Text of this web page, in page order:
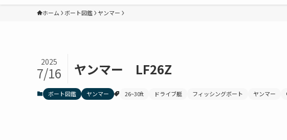
ホーム ボート図鑑 ヤンマー
ヤンマー LF26Z
2025
7/16
ボート図鑑 ヤンマー 26~30ft ドライブ艇 フィッシングボート ヤンマー